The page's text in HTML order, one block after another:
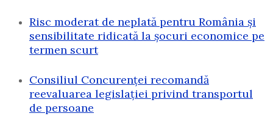
Risc moderat de neplată pentru România și
sensibilitate ridicată la șocuri economice pe
termen scurt
Consiliul Concurenței recomandă
reevaluarea legislației privind transportul
de persoane